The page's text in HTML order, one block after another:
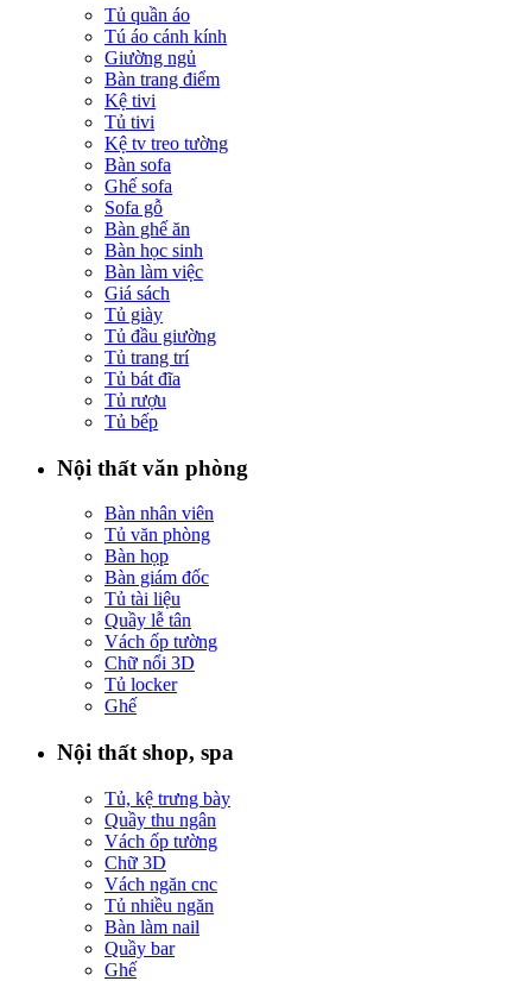
Tủ quần áo
Tú áo cánh kính
Giường ngủ
Bàn trang điểm
Kệ tivi
Tủ tivi
Kệ tv treo tường
Bàn sofa
Ghế sofa
Sofa gỗ
Bàn ghế ăn
Bàn học sinh
Bàn làm việc
Giá sách
Tủ giày
Tủ đầu giường
Tủ trang trí
Tủ bát đĩa
Tủ rượu
Tủ bếp
Nội thất văn phòng
Bàn nhân viên
Tủ văn phòng
Bàn họp
Bàn giám đốc
Tủ tài liệu
Quầy lễ tân
Vách ốp tường
Chữ nổi 3D
Tủ locker
Ghế
Nội thất shop, spa
Tủ, kệ trưng bày
Quầy thu ngân
Vách ốp tường
Chữ 3D
Vách ngăn cnc
Tủ nhiều ngăn
Bàn làm nail
Quầy bar
Ghế